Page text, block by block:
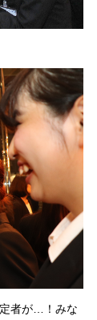
者が…！みな